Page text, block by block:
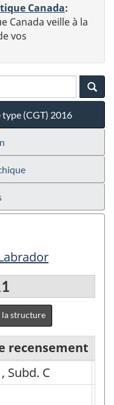
Canada:
Canada veille à la
vos
(CGT) 2016
structure
recensement
Subd. C
Subd. C